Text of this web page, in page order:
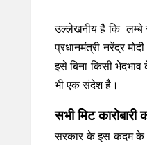
उल्लेखनीय है कि लम्बे
प्रधानमंत्री नरेंद्र
इसे बिना किसी
भी एक संदेश है।
सभी मिट
सरकार के इस कदम के